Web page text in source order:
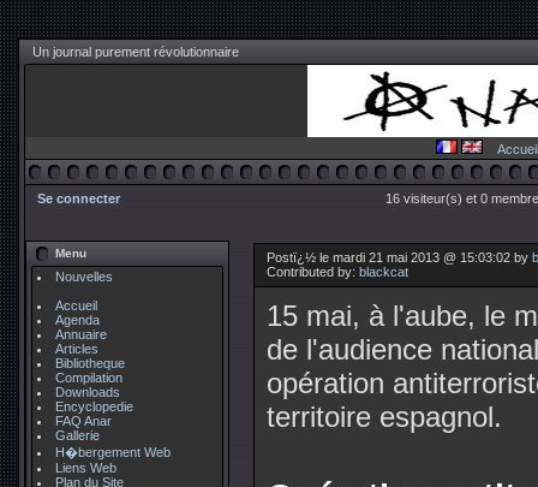
Un journal purement révolutionnaire
Accueil
Se connecter 16 visiteur(s) et 0
Menu
Nouvelles
Accueil
Agenda
Annuaire
Articles
Bibliotheque
Compilation
Downloads
Encyclopedie
FAQ Anar
Gallerie
H�bergement Web
Liens Web
Plan du Site
Postï¿½ le mardi 21 mai 2013 @ 15:03:02 by
Contributed by: blackcat
15 mai, à l'aube, le
de l'audience
opération
territoire espagnol.